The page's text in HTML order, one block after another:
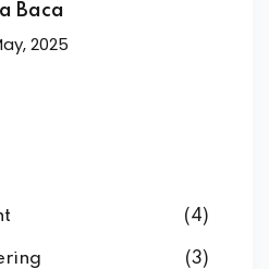
Baca
2025
(4)
(3)